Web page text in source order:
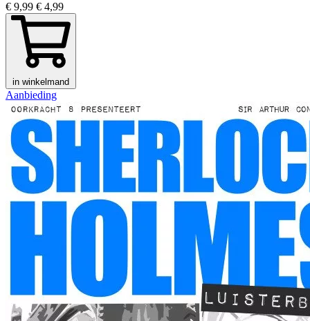
€ 9,99 € 4,99
in winkelmand
Aanbieding